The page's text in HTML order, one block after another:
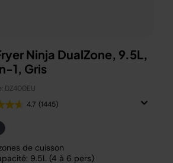
Ninja DualZone, 9.5L,
1, Gris
DZ400EU
4.7 (1445)
de cuisson
9.5L (4 à 6 pers)